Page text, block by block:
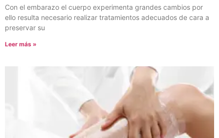
Con el embarazo el cuerpo experimenta grandes cambios por
ello resulta necesario realizar tratamientos adecuados de cara a
preservar su
Leer más »